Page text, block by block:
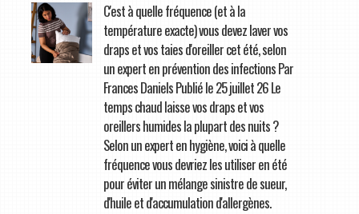
C'est à quelle fréquence (et à la
température exacte) vous devez laver vos
draps et vos taies d'oreiller cet été, selon
un expert en prévention des infections Par
Frances Daniels Publié le 25 juillet 26 Le
temps chaud laisse vos draps et vos
oreillers humides la plupart des nuits ?
Selon un expert en hygiène, voici à quelle
fréquence vous devriez les utiliser en été
pour éviter un mélange sinistre de sueur,
d'huile et d'accumulation d'allergènes.